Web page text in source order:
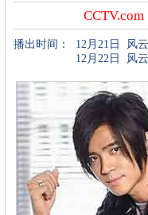
CCTV.com
播出时间： 12月21日 风
12月22日 风